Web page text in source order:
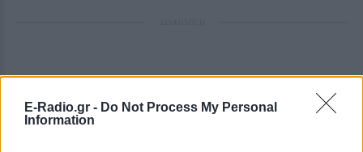
E-Radio.gr - Do Not Process My Personal
Information